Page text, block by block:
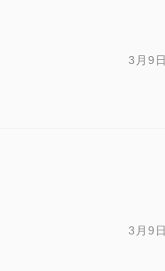
3月9日
3月9日